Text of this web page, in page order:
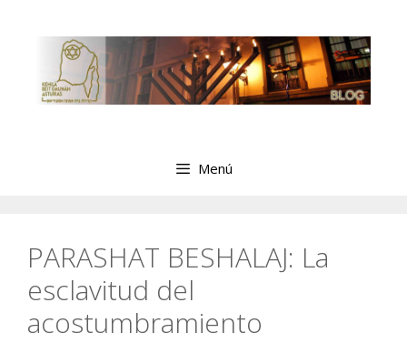
contenido
Menú
PARASHAT BESHALAJ: La
esclavitud del
acostumbramiento